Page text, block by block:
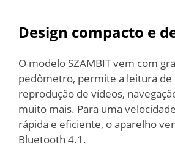
Design compacto e
O modelo SZAMBIT vem com
pedômetro, permite a leitura de
reprodução de vídeos,
muito mais. Para uma
rápida e eficiente, o aparelho
Bluetooth 4.1.